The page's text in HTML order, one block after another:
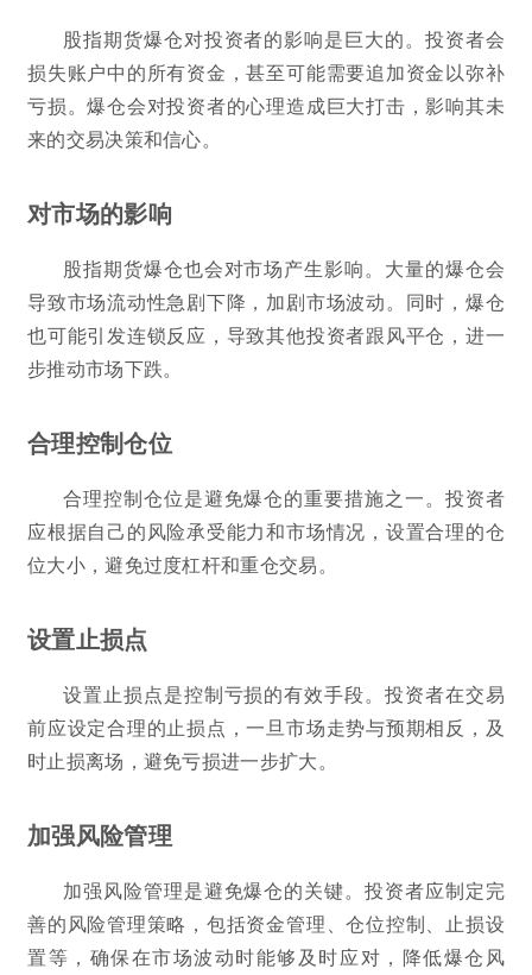
股指期货爆仓对投资者的影响是巨大的。投资者会
损失账户中的所有资金，甚至可能需要追加资金以弥补
亏损。爆仓会对投资者的心理造成巨大打击，影响其未
来的交易决策和信心。
对市场的影响
股指期货爆仓也会对市场产生影响。大量的爆仓会
导致市场流动性急剧下降，加剧市场波动。同时，爆仓
也可能引发连锁反应，导致其他投资者跟风平仓，进一
步推动市场下跌。
合理控制仓位
合理控制仓位是避免爆仓的重要措施之一。投资者
应根据自己的风险承受能力和市场情况，设置合理的仓
位大小，避免过度杠杆和重仓交易。
设置止损点
设置止损点是控制亏损的有效手段。投资者在交易
前应设定合理的止损点，一旦市场走势与预期相反，及
时止损离场，避免亏损进一步扩大。
加强风险管理
加强风险管理是避免爆仓的关键。投资者应制定完
善的风险管理策略，包括资金管理、仓位控制、止损设
置等，确保在市场波动时能够及时应对，降低爆仓风